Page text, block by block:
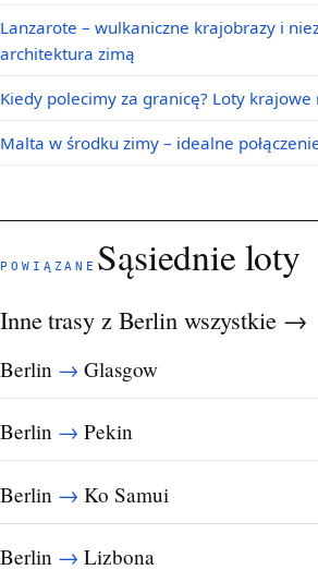
Lanzarote – wulkaniczne krajobrazy i
architektura zimą
Kiedy polecimy za granicę? Loty krajowe
Malta w środku zimy – idealne
POWIĄZANE Sąsiednie loty
Inne trasy z Berlin wszystkie →
Berlin → Glasgow
Berlin → Pekin
Berlin → Ko Samui
Berlin → Lizbona